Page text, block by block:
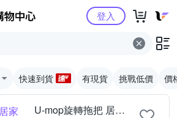
Yahoo購物中心登入
快速到貨 有現貨 挑戰低價 價
U-mop旋轉拖把 居家生活